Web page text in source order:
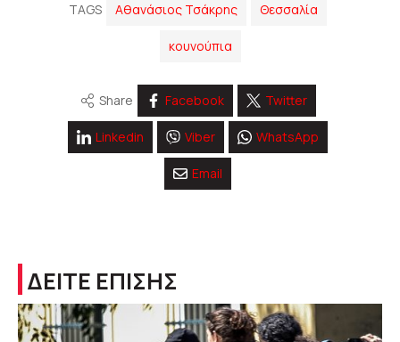
TAGS Αθανάσιος Τσάκρης Θεσσαλία
κουνούπια
Share Facebook Twitter
Linkedin Viber WhatsApp
Email
ΔΕΙΤΕ ΕΠΙΣΗΣ